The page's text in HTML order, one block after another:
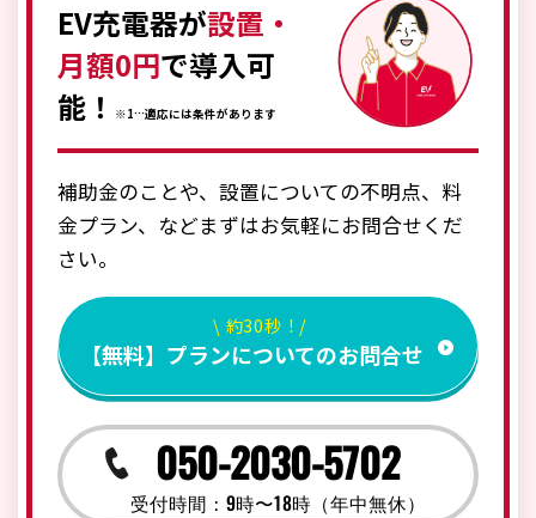
EV充電器が設置・
月額0円で導入可
能！
※1…適応には条件があります
補助金のことや、設置についての不明点、料
金プラン、などまずはお気軽にお問合せくだ
さい。
\ 約30秒！/
【無料】プランについてのお問合せ
050-2030-5702
受付時間：9時〜18時（年中無休）